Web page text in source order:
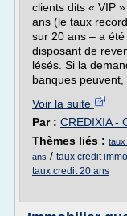
clients dits « VIP
ans (le taux
sur 20 ans – a
disposant de
lésés. Si la
banques peuvent,
Voir la suite
Par : CREDIXIA -
Thèmes liés : taux
ans / taux credit
taux credit 20 ans